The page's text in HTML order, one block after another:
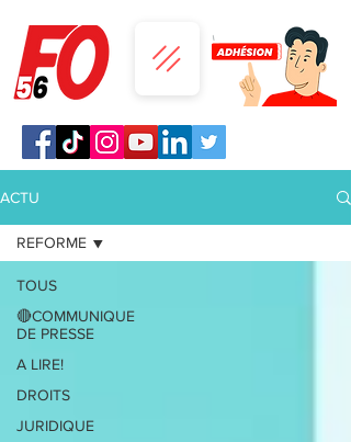
ACTU
TOUS
🔴COMMUNIQUE
DE PRESSE
A LIRE!
DROITS
JURIDIQUE
REFORME